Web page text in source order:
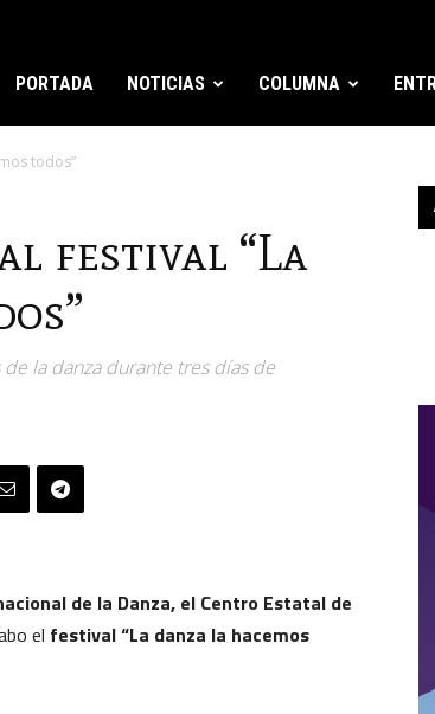
PORTADA NOTICIAS COLUMNA
todos”
festival “La
la danza durante tres días de
de la Danza, el Centro Estatal de
el festival “La danza la hacemos